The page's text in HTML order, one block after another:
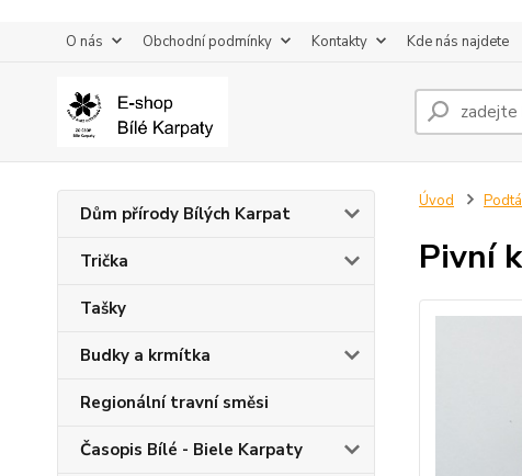
O nás Obchodní podmínky Kontakty Kde nás najdete
Dům přírody Bílých Karpat
Trička
Tašky
Budky a krmítka
Regionální travní směsi
Časopis Bílé - Biele Karpaty
Úvod
Pivní